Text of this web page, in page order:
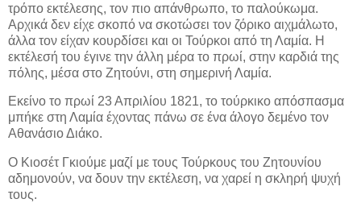
τρόπο εκτέλεσης, τον πιο απάνθρωπο, το παλούκωμα.
Αρχικά δεν είχε σκοπό να σκοτώσει τον ζόρικο αιχμάλωτο,
άλλα τον είχαν κουρδίσει και οι Τούρκοι από τη Λαμία. Η
εκτέλεσή του έγινε την άλλη μέρα το πρωί, στην καρδιά της
πόλης, μέσα στο Ζητούνι, στη σημερινή Λαμία.
Εκείνο το πρωί 23 Απριλίου 1821, το τούρκικο απόσπασμα
μπήκε στη Λαμία έχοντας πάνω σε ένα άλογο δεμένο τον
Αθανάσιο Διάκο.
Ο Κιοσέτ Γκιούμε μαζί με τους Τούρκους του Ζητουνίου
αδημονούν, να δουν την εκτέλεση, να χαρεί η σκληρή ψυχή
τους.